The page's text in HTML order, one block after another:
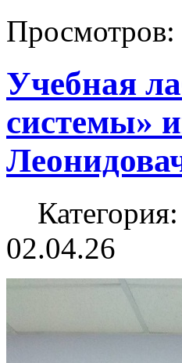
Просмотров:
Учебная
системы»
Категория:
02.04.26